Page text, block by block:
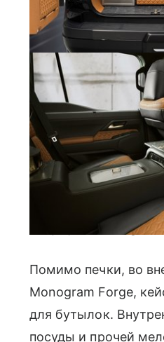
Интерьер Lexus Monogram GX
Помимо печки, во
Monogram Forge,
для бутылок.
посуды и прочей